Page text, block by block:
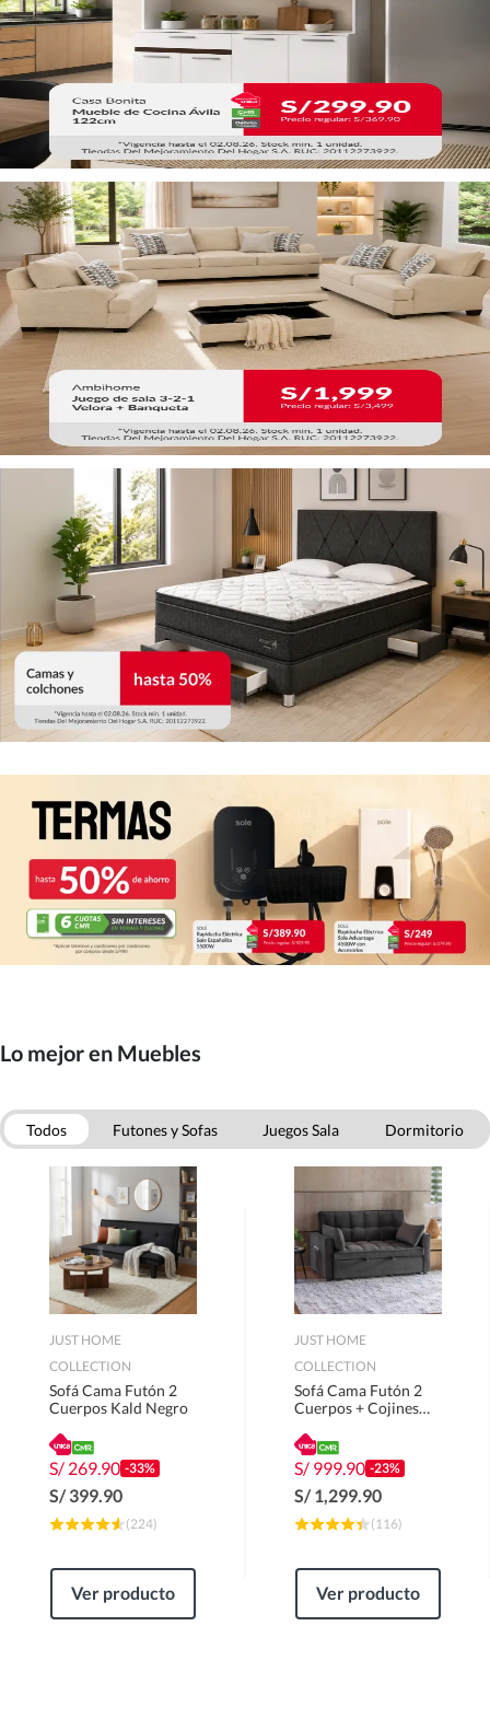
Lo mejor en Muebles
Todos Futones y Sofas Juegos Sala
Dormitorio
Muebles Cocina
JUST HOME
COLLECTION
Sofá Cama Futón 2
Cuerpos Kald Negro
S/ 269.90 -33%
S/399.90
(224)
Ver producto
JUST HOME
COLLECTION
Sofá Cama Futón 2
Cuerpos + Cojines
S/ 999.90 -23%
S/1,299.90
(116)
Ver producto